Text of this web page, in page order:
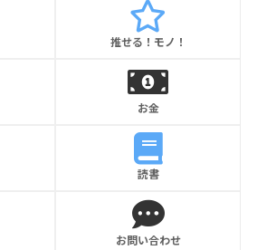
推せる！モノ！
お金
読書
お問い合わせ